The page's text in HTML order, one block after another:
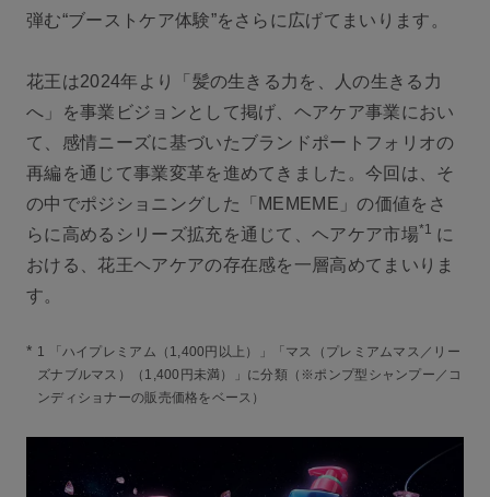
弾む“ブーストケア体験”をさらに広げてまいります。
花王は2024年より「髪の生きる力を、人の生きる力
へ」を事業ビジョンとして掲げ、ヘアケア事業におい
て、感情ニーズに基づいたブランドポートフォリオの
再編を通じて事業変革を進めてきました。今回は、そ
の中でポジショニングした「MEMEME」の価値をさ
らに高めるシリーズ拡充を通じて、ヘアケア市場*1 に
おける、花王ヘアケアの存在感を一層高めてまいりま
す。
* 1 「ハイプレミアム（1,400円以上）」「マス（プレミアムマス／リー
ズナブルマス）（1,400円未満）」に分類（※ポンプ型シャンプー／コ
ンディショナーの販売価格をベース）